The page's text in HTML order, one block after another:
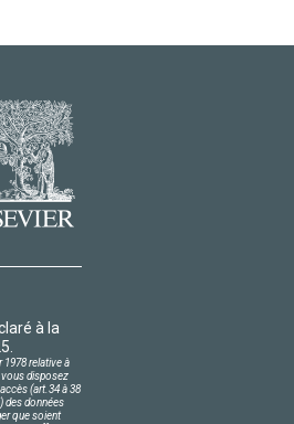
à la
1978 relative à
vous disposez
(art.34 à 38
des données
que soient